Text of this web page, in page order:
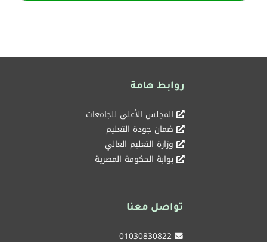
روابط هامة
المجلس الأعلى للجامعات
ضمان جودة التعليم
وزارة التعليم العالي
بوابة الحكومة المصرية
تواصل معنا